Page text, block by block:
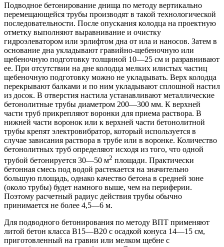
Подводное бетонирование днища по методу вертикально
перемещающейся трубы производят в такой технологической
последовательности. После опускания колодца на проектную
отметку выполняют выравнивание и очистку
гидроэлеватором или эрлифтом дна от ила и наносов. Затем в
основание дна укладывают гравийно-щебеночную или
щебеночную подготовку толщиной 10—25 см и разравнивают
ее. При отсутствии на дне колодца мелких илистых частиц
щебеночную подготовку можно не укладывать. Верх колодца
перекрывают балками и по ним укладывают сплошной настил
из досок. В отверстия настила устанавливают металлические
бетонолитные трубы диаметром 200—300 мм. К верхней
части труб прикрепляют воронки для приема раствора. В
нижней части воронок или к верхней части бетонолитной
трубы крепят электровибратор, который используется в
случае зависания раствора в трубе или в воронке. Количество
бетонолитных труб определяют исходя из того, что одной
трубой бетонируется 30—50 м2 площади. Практически
бетонная смесь под водой растекается на значительно
большую площадь, однако качество бетона в средней зоне
(около трубы) будет намного выше, чем на периферии.
Поэтому расчетный радиус действия трубы обычно
принимается не более 4,5—6 м.
Для подводного бетонирования по методу ВПТ применяют
литой бетон класса В15—В20 с осадкой конуса 14—15 см,
приготовленный на гравии или мелком щебне с